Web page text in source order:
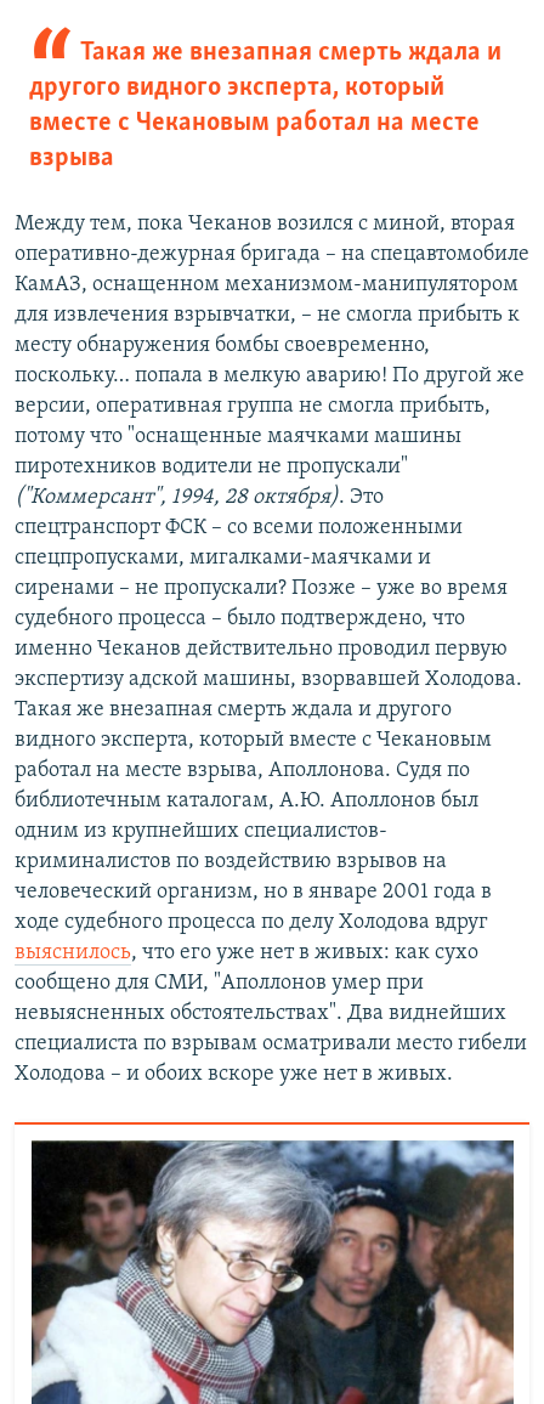
Такая же внезапная смерть ждала и
другого видного эксперта, который
вместе с Чекановым работал на месте
взрыва
Между тем, пока Чеканов возился с миной, вторая
оперативно-дежурная бригада – на спецавтомобиле
КамАЗ, оснащенном механизмом-манипулятором
для извлечения взрывчатки, – не смогла прибыть к
месту обнаружения бомбы своевременно,
поскольку… попала в мелкую аварию! По другой же
версии, оперативная группа не смогла прибыть,
потому что "оснащенные маячками машины
пиротехников водители не пропускали"
("Коммерсант", 1994, 28 октября). Это
спецтранспорт ФСК – со всеми положенными
спецпропусками, мигалками-маячками и
сиренами – не пропускали? Позже – уже во время
судебного процесса – было подтверждено, что
именно Чеканов действительно проводил первую
экспертизу адской машины, взорвавшей Холодова.
Такая же внезапная смерть ждала и другого
видного эксперта, который вместе с Чекановым
работал на месте взрыва, Аполлонова. Судя по
библиотечным каталогам, А.Ю. Аполлонов был
одним из крупнейших специалистов-
криминалистов по воздействию взрывов на
человеческий организм, но в январе 2001 года в
ходе судебного процесса по делу Холодова вдруг
выяснилось, что его уже нет в живых: как сухо
сообщено для СМИ, "Аполлонов умер при
невыясненных обстоятельствах". Два виднейших
специалиста по взрывам осматривали место гибели
Холодова – и обоих вскоре уже нет в живых.